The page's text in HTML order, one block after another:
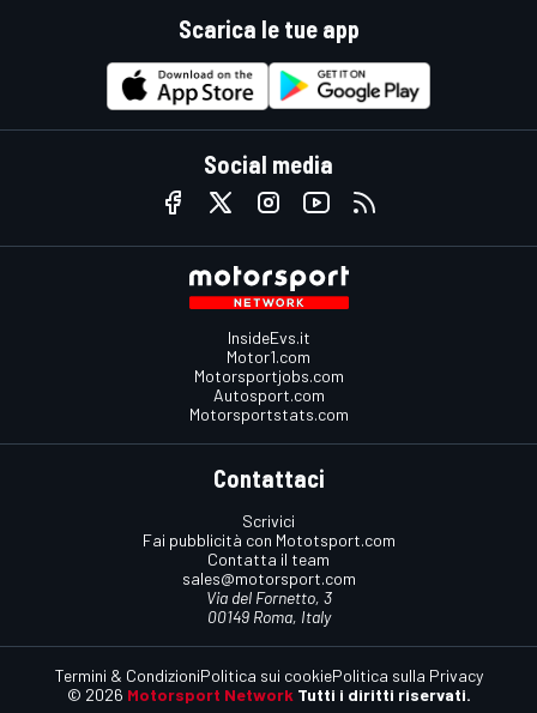
Scarica le tue app
Social media
InsideEvs.it
Motor1.com
Motorsportjobs.com
Autosport.com
Motorsportstats.com
Contattaci
Scrivici
Fai pubblicità con Mototsport.com
Contatta il team
sales@motorsport.com
Via del Fornetto, 3
00149 Roma, Italy
© 2026 Motorsport Network Tutti i diritti riservati.
Termini & CondizioniPolitica sui cookiePolitica sulla Privacy